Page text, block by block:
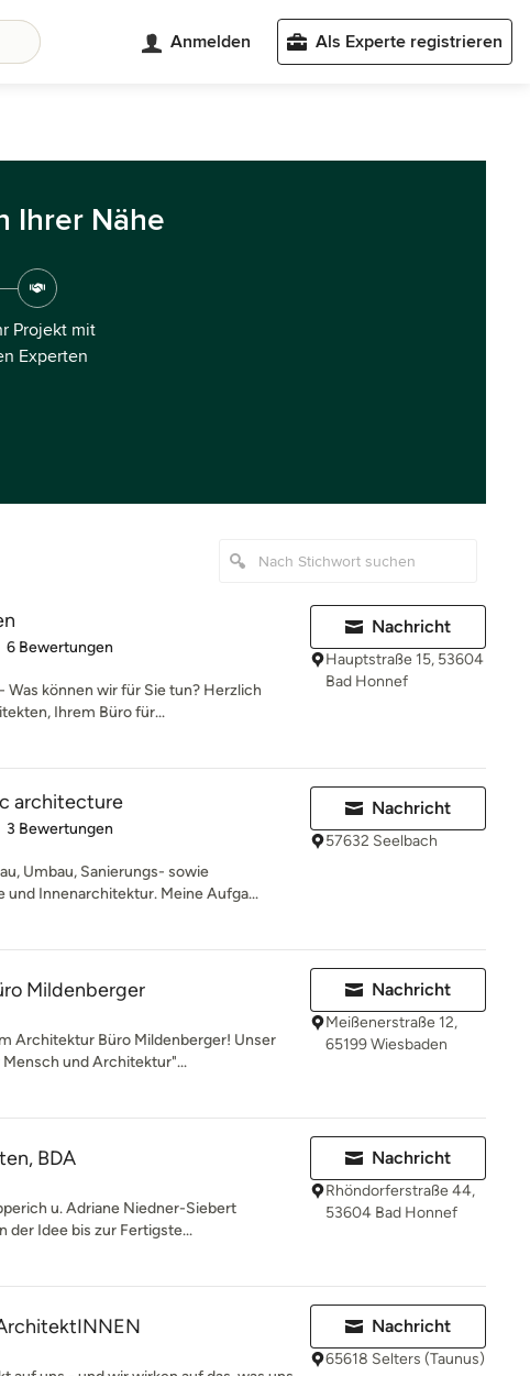
Anmelden Als Experte registrieren
Ihrer Nähe
Projekt mit
Experten
5 von 5 Sternen
6 Bewertungen
können wir für Sie tun? Herzlich
Ihrem Büro für...
Nachricht
Hauptstraße 15, 53604
Bad Honnef
architecture
5 von 5 Sternen
3 Bewertungen
Umbau, Sanierungs- sowie
und Innenarchitektur. Meine Aufga...
Nachricht
57632 Seelbach
Mildenberger
Architektur Büro Mildenberger! Unser
und Architektur"...
Nachricht
Meißenerstraße 12,
65199 Wiesbaden
BDA
u. Adriane Niedner-Siebert
Idee bis zur Fertigste...
Nachricht
Rhöndorferstraße 44,
53604 Bad Honnef
Nachricht
65618 Selters (Taunus)